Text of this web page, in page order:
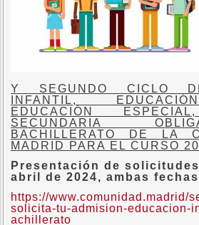
Y SEGUNDO CICLO
INFANTIL,
EDUCACIÓN
SECUNDARIA
BACHILLERATO DE LA
MADRID PARA EL CURSO
Presentación de
abril de 2024, ambas
https://www.comunidad.madrid/
solicita-tu-admision-educacion-
achillerato